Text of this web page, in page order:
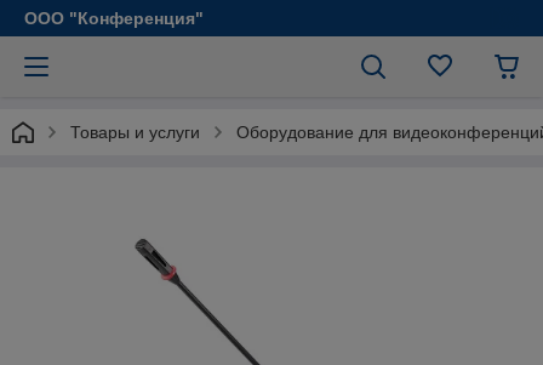
ООО "Конференция"
Товары и услуги Оборудование для